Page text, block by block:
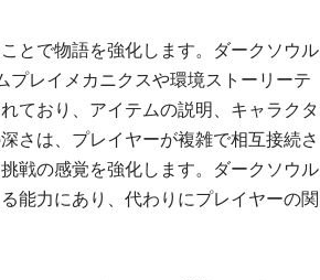
とで物語を強化します。ダークソウル
プレイメカニクスや環境ストーリーテ
ており、アイテムの説明、キャラクタ
さは、プレイヤーが複雑で相互接続さ
戦の感覚を強化します。ダークソウル
能力にあり、代わりにプレイヤーの関